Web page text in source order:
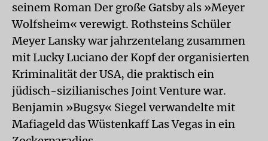
seinem Roman Der große Gatsby als »Meyer
Wolfsheim« verewigt. Rothsteins Schüler
Meyer Lansky war jahrzentelang zusammen
mit Lucky Luciano der Kopf der organisierten
Kriminalität der USA, die praktisch ein
jüdisch-sizilianisches Joint Venture war.
Benjamin »Bugsy« Siegel verwandelte mit
Mafiageld das Wüstenkaff Las Vegas in ein